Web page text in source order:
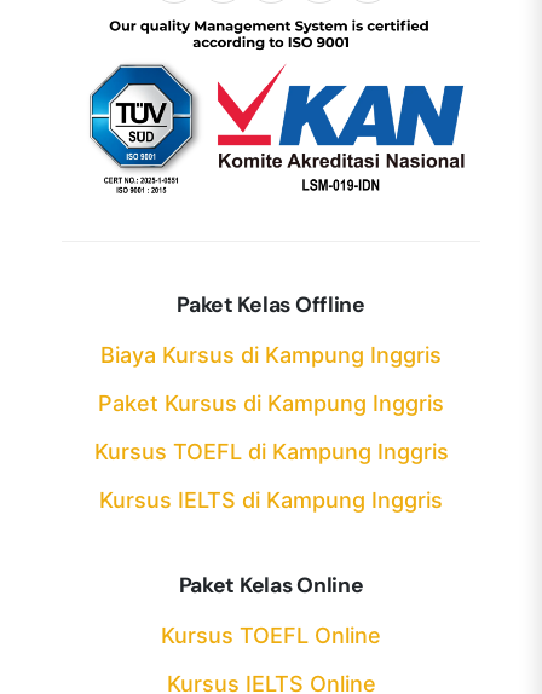
Paket Kelas Offline
Biaya Kursus di Kampung Inggris
Paket Kursus di Kampung Inggris
Kursus TOEFL di Kampung Inggris
Kursus IELTS di Kampung Inggris
Paket Kelas Online
Kursus TOEFL Online
Kursus IELTS Online